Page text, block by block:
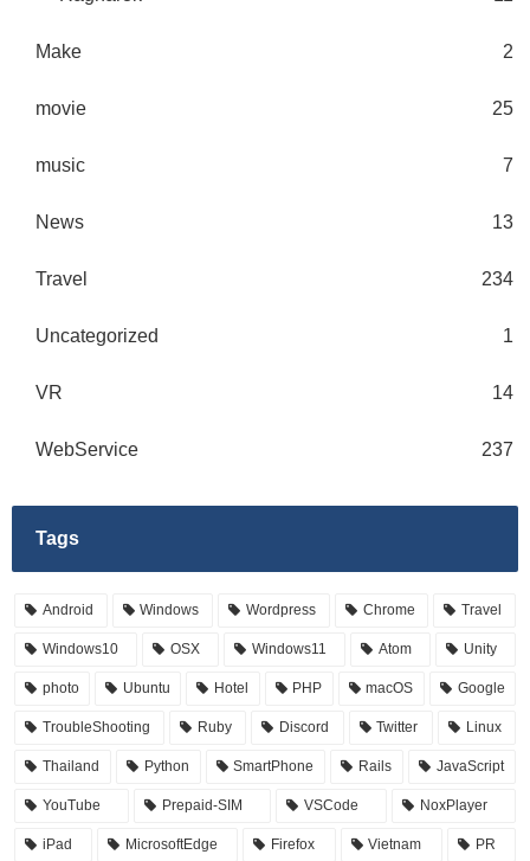
Make 2
movie 25
music 7
News 13
Travel 234
Uncategorized 1
VR 14
WebService 237
Tags
Android Windows Wordpress Chrome Travel
Windows10 OSX Windows11 Atom Unity
photo Ubuntu Hotel PHP macOS Google
TroubleShooting Ruby Discord Twitter Linux
Thailand Python SmartPhone Rails JavaScript
YouTube Prepaid-SIM VSCode NoxPlayer
iPad MicrosoftEdge Firefox Vietnam PR